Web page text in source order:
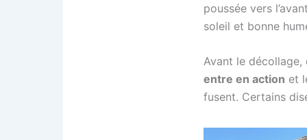
poussée vers
soleil et bonne
Avant le décollage,
entre en action et
fusent. Certains